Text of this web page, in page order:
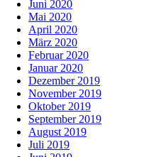
Juni 2020
Mai 2020
April 2020
März 2020
Februar 2020
Januar 2020
Dezember 2019
November 2019
Oktober 2019
September 2019
August 2019
Juli 2019